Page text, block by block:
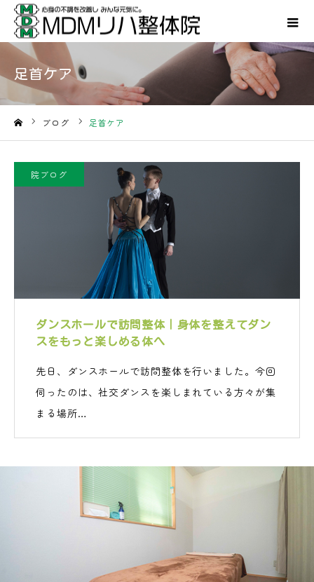
足首ケア
ブログ 足首ケア
院ブログ
ダンスホールで訪問整体｜身体を整えてダン
スをもっと楽しめる体へ
先日、ダンスホールで訪問整体を行いました。今回
伺ったのは、社交ダンスを楽しまれている方々が集
まる場所…